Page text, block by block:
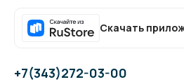
Скачать
+7(343)272-03-00